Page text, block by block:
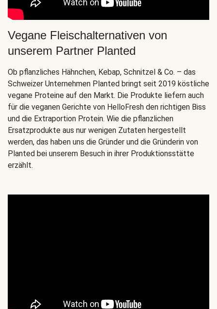
Vegane Fleischalternativen von
unserem Partner Planted
Ob pflanzliches Hähnchen, Kebap, Schnitzel & Co. – das
Schweizer Unternehmen Planted bringt seit 2019 köstliche
vegane Proteine auf den Markt. Die Produkte liefern auch
für die veganen Gerichte von HelloFresh den richtigen Biss
und die Extraportion Protein. Wie die pflanzlichen
Ersatzprodukte aus nur wenigen Zutaten hergestellt
werden, das haben uns die Gründer und die Gründerin von
Planted bei unserem Besuch in ihrer Produktionsstätte
erzählt.